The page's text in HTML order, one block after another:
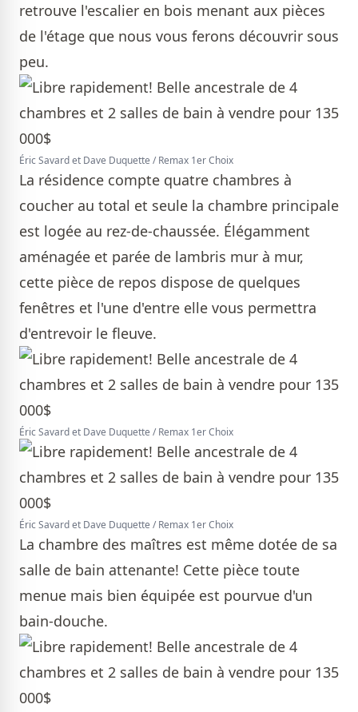
retrouve l'escalier en bois menant aux pièces
de l'étage que nous vous ferons découvrir sous
peu.
Éric Savard et Dave Duquette / Remax 1er Choix
La résidence compte quatre chambres à
coucher au total et seule la chambre principale
est logée au rez-de-chaussée. Élégamment
aménagée et parée de lambris mur à mur,
cette pièce de repos dispose de quelques
fenêtres et l'une d'entre elle vous permettra
d'entrevoir le fleuve.
Éric Savard et Dave Duquette / Remax 1er Choix
Éric Savard et Dave Duquette / Remax 1er Choix
La chambre des maîtres est même dotée de sa
salle de bain attenante! Cette pièce toute
menue mais bien équipée est pourvue d'un
bain-douche.